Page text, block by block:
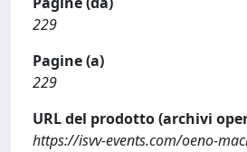
229
Pagine (a)
229
URL del prodotto (archivi
https://isvv-events.com/oeno-